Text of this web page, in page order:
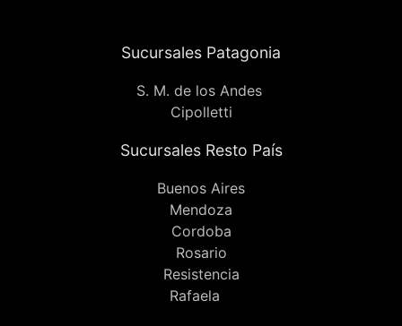
Sucursales Patagonia
S. M. de los Andes
Cipolletti
Sucursales Resto País
Buenos Aires
Mendoza
Cordoba
Rosario
Resistencia
Rafaela